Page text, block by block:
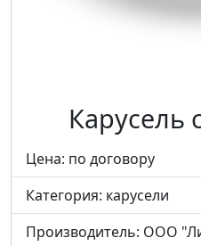
Карусель
Цена: по договору
Категория: карусели
Производитель: ООО